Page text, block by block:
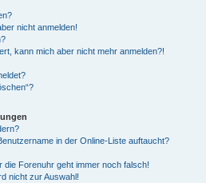
nicht anmelden!
kann mich aber nicht mehr anmelden?!
in der Online-Liste auftaucht?
die Forenuhr geht immer noch falsch!
nicht zur Auswahl!